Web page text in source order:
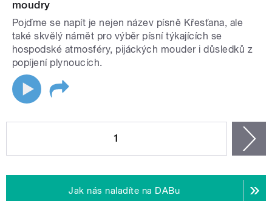
moudry
Pojďme se napít je nejen název písně Křesťana, ale
také skvělý námět pro výběr písní týkajících se
hospodské atmosféry, pijáckých mouder i důsledků z
popíjení plynoucích.
1
Jak nás naladíte na DABu